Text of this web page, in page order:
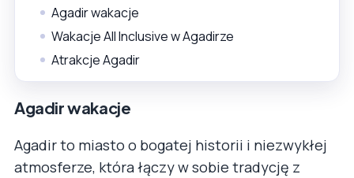
Agadir wakacje
Wakacje All Inclusive w Agadirze
Atrakcje Agadir
Agadir wakacje
Agadir to miasto o bogatej historii i niezwykłej
atmosferze, która łączy w sobie tradycję z